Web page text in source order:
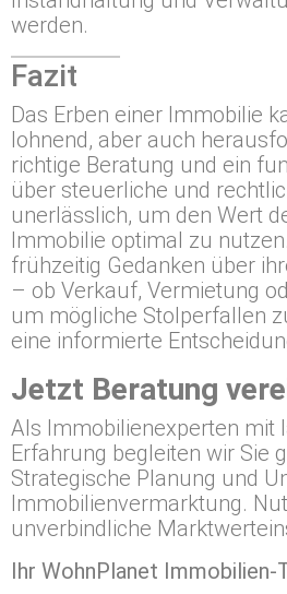
werden.
Fazit
Das Erben einer Immobilie
lohnend, aber auch
richtige Beratung und ein
über steuerliche und
unerlässlich, um den Wert
Immobilie optimal zu
frühzeitig Gedanken über
– ob Verkauf, Vermietung
um mögliche Stolperfallen
eine informierte
Jetzt Beratung
Als Immobilienexperten mit
Erfahrung begleiten wir Sie
Strategische Planung und
Immobilienvermarktung.
unverbindliche
Ihr WohnPlanet Immobilien-